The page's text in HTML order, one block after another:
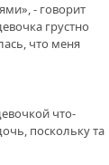
- говорит
грустно
что меня
что-
поскольку та